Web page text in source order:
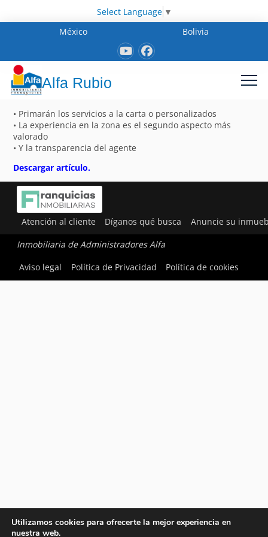
Select Language ▼
México
Bolivia
Alfa Rubio
• Primarán los servicios a la carta o personalizados
• La experiencia en la zona es el segundo aspecto más
valorado
• Y la transparencia del agente
Descargar artículo.
Atención al cliente Díganos qué busca Anuncie su
Inmobiliaria de Administradores Alfa
Aviso legal
Política de Privacidad Política de cookies
Utilizamos cookies para ofrecerte la mejor experiencia en
nuestra web.